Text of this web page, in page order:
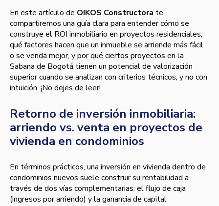
En este artículo de OIKOS Constructora te
compartiremos una guía clara para entender cómo se
construye el ROI inmobiliario en proyectos residenciales,
qué factores hacen que un inmueble se arriende más fácil
o se venda mejor, y por qué ciertos proyectos en la
Sabana de Bogotá tienen un potencial de valorización
superior cuando se analizan con criterios técnicos, y no con
intuición. ¡No dejes de leer!
Retorno de inversión inmobiliaria:
arriendo vs. venta en proyectos de
vivienda en condominios
En términos prácticos, una inversión en vivienda dentro de
condominios nuevos suele construir su rentabilidad a
través de dos vías complementarias: el flujo de caja
(ingresos por arriendo) y la ganancia de capital